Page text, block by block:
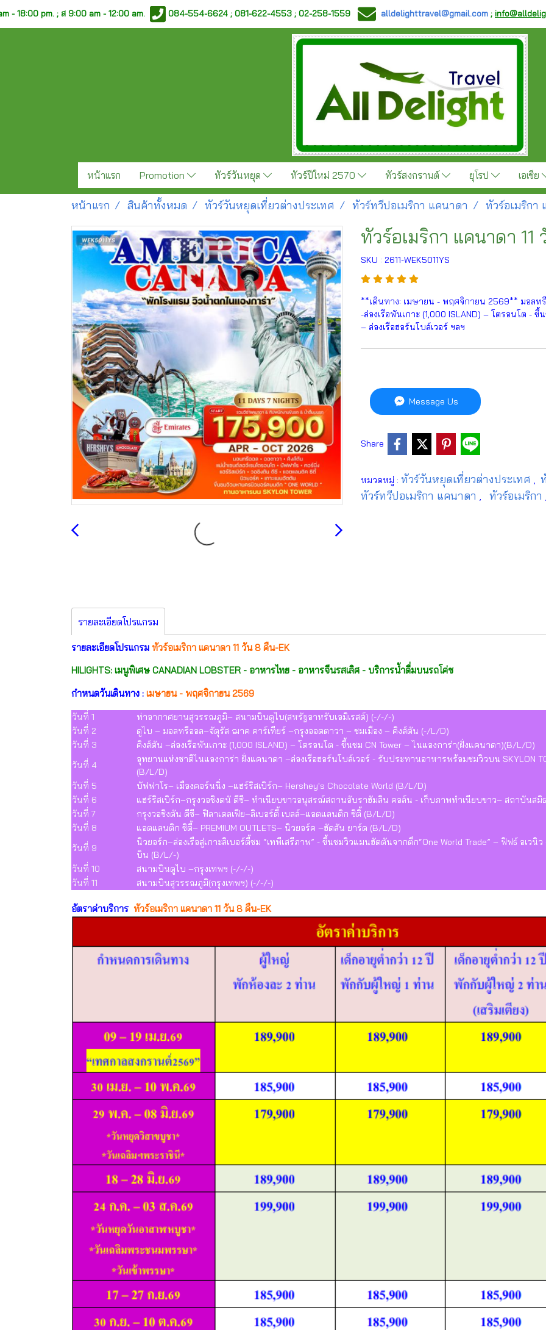
- 18:00 pm. ;ส 9:00 am - 12:00 am. 084-554-6624 ; 081-622-4553 ; 02-258-1559 alldelighttravel@gmail.com ;
หน้าแรก Promotion ทัวร์วันหยุด ทัวร์ปีใหม่ 2570 ทัวร์สงกรานต์ ยุโรป เอเชีย
หน้าแรก สินค้าทั้งหมด ทัวร์วันหยุดเที่ยวต่างประเทศ ทัวร์ทวีปอเมริกา แคนาดา ทัวร์อเมริกา
ทัวร์อเมริกา แคนาดา 11
SKU : 2611-WEK5011YS
**เดินทาง: เมษายน - พฤศจิกายน 2569** มอลท
-ล่องเรือพันเกาะ (1,000 ISLAND) – โตรอนโต -
– ล่องเรือฮอร์นโบล์เวอร์ ฯลฯ
Message Us
Share
หมวดหมู่ : ทัวร์วันหยุดเที่ยวต่างประเทศ
ทัวร์ทวีปอเมริกา แคนาดา ทัวร์อเมริกา
รายละเอียดโปรแกรม
รายละเอียดโปรแกรม ทัวร์อเมริกา แคนาดา 11 วัน 8 คืน-EK
HILIGHTS: เมนูพิเศษ CANADIAN LOBSTER - อาหารไทย - อาหารจีนรสเลิศ - บริการน้ำดื่มบนรถโค่ช
กำหนดวันเดินทาง : เมษายน - พฤศจิกายน 2569
วันที่ 1
ท่าอากาศยานสุวรรณภูมิ– สนามบินดูไบ(สหรัฐอาหรับเอมิเรสต์) (-/-/-)
วันที่ 2
ดูไบ – มอลทรีออล–จัตุรัส ฌาค คาร์เทียร์ –กรุงออตตาวา – ชมเมือง – คิงส์ตัน (-/L/D)
วันที่ 3
คิงส์ตัน –ล่องเรือพันเกาะ (1,000 ISLAND) – โตรอนโต - ขึ้นชม CN Tower – ไนแองการ่า(ฝั่งแคนาดา)(B/L/D)
วันที่ 4
อุทยานแห่งชาติไนแองการ่า ฝั่งแคนาดา –ล่องเรือฮอร์นโบล์เวอร์ - รับประทานอาหารพร้อมชมวิวบน SKYLON
(B/L/D)
วันที่ 5
บัฟฟาโร– เมืองคอร์นนิ่ง –แฮร์ริสเบิร์ก– Hershey's Chocolate World (B/L/D)
วันที่ 6
แฮร์ริสเบิร์ก–กรุงวอชิงตนั ดีซี– ทำเนียบขาวอนุสรณ์สถานอับราฮัมลิน คอล์น - เก็บภาพทำเนียบขาว– สถาบันสมิ
วันที่ 7
กรุงวอชิงตัน ดีซี– ฟิลาเดลเฟีย–ลิเบอร์ตี้ เบลล์–แอตแลนติก ซิติ้ (B/L/D)
วันที่ 8
แอตแลนติก ซิตี้– PREMIUM OUTLETS– นิวยอร์ค –ฮัดสัน ยาร์ด (B/L/D)
วันที่ 9
นิวยอร์ก–ล่องเรือสู่เกาะลิเบอร์ตี้ชม “เทพีเสรีภาพ” - ขึ้นชมวิวแมนฮัตตันจากตึก“One World Trade” – ฟิฟธ์ อเว
บิน (B/L/-)
วันที่ 10
สนามบินดูไบ –กรุงเทพฯ (-/-/-)
วันที่ 11
สนามบินสุวรรณภูมิ(กรุงเทพฯ) (-/-/-)
อัตราค่าบริการ ทัวร์อเมริกา แคนาดา 11 วัน 8 คืน-EK